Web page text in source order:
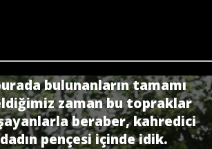
bulunanların tamamı
zaman bu topraklar
beraber, kahredici
pençesi içinde idik.